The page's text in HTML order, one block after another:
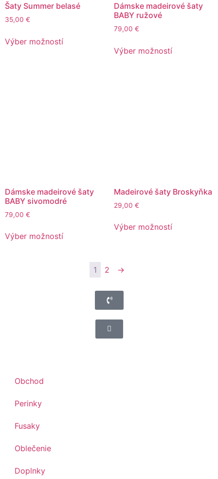
Šaty Summer belasé
35,00 €
Výber možností
Dámske madeirové šaty
BABY ružové
79,00 €
Výber možností
Dámske madeirové šaty
BABY sivomodré
79,00 €
Výber možností
Madeirové šaty Broskyňka
29,00 €
Výber možností
1 2 →
Obchod
Perinky
Fusaky
Oblečenie
Doplnky